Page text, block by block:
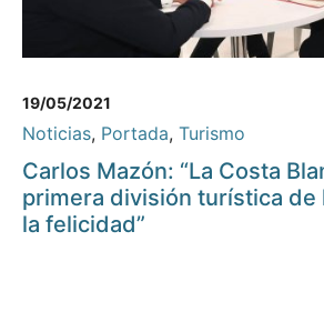
19/05/2021
Noticias, Portada, Turismo
Carlos Mazón: “La Costa
primera división turística de
la felicidad”